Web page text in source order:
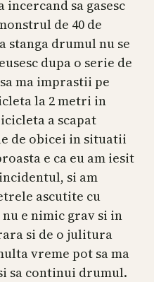
sa gasesc
de 40 de
stanga drumul nu se
dupa o serie de
ma imprastii pe
la 2 metri in
a scapat
de obicei in situatii
e ca eu am iesit
si am
ascutite cu
e nimic grav si in
si de o julitura
vreme pot sa ma
sa continui drumul.